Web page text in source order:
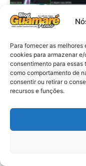
Para fornecer as
cookies para armazenar
consentimento para essas
como comportamento de
consentir ou retirar o
recursos e funções.
Eleições
promotores
reunião de